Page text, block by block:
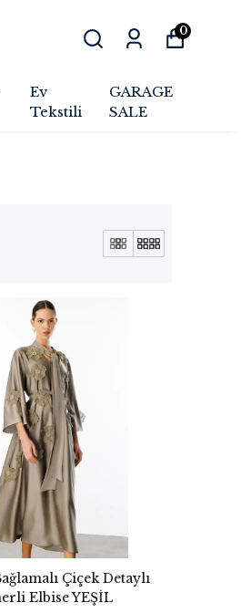
Ev
Tekstili
GARAGE
SALE
0
Çiçek Detaylı
Elbise YEŞİL